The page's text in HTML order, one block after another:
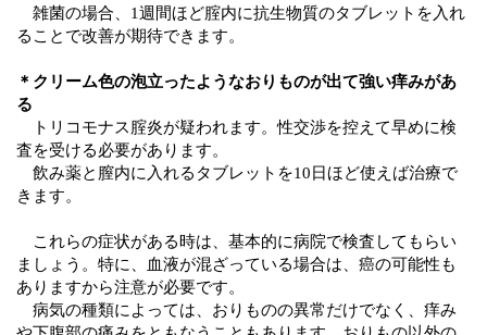
雑菌の場合、 1週間ほど腟内に抗生物質のタブレットを入れ
ることで改善が期待できます。
＊クリーム色の泡立ったようなおりものが出て強い痒みがあ
る
トリコモナス腟炎が疑われます。性交渉を控えて早めに検
査を受ける必要があります。
飲み薬と膣内に入れるタブレットを10日ほど使えば治療で
きます。
これらの症状がある時は、基本的に病院で検査してもらい
ましょう。特に、血液が混ざっている場合は、癌の可能性も
ありますから注意が必要です。
病気の種類によっては、おりものの異常だけでなく、痒み